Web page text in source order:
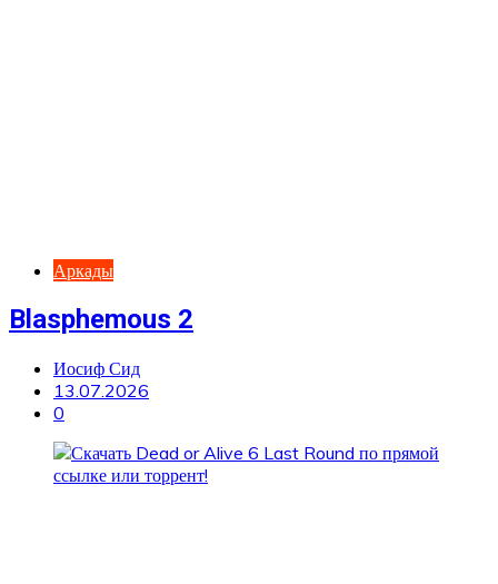
Аркады
Blasphemous 2
Иосиф Сид
13.07.2026
0